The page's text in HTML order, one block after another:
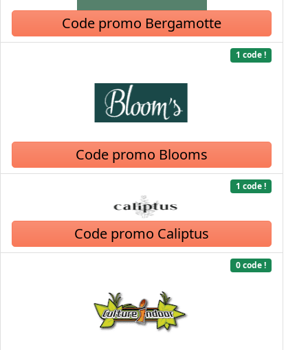
Code promo Bergamotte
1 code !
Code promo Blooms
1 code !
Code promo Caliptus
0 code !